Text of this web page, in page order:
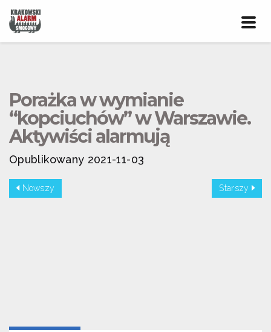
Porażka w wymianie
“kopciuchów” w Warszawie.
Aktywiści alarmują
Opublikowany 2021-11-03
Nowszy Starszy